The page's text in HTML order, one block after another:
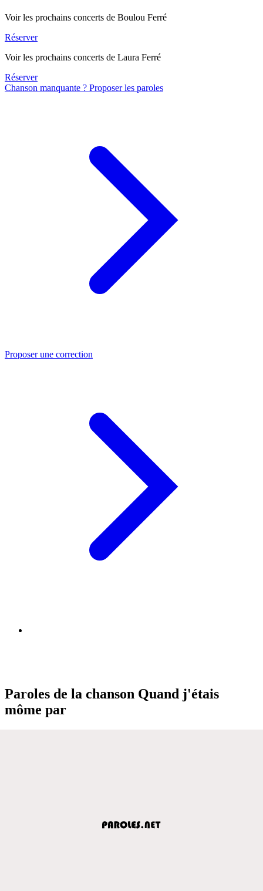
Voir les prochains concerts de Boulou Ferré
Réserver
Voir les prochains concerts de Laura Ferré
Réserver
Chanson manquante ? Proposer les paroles
Proposer une correction
Paroles de la chanson Quand j'étais
môme par